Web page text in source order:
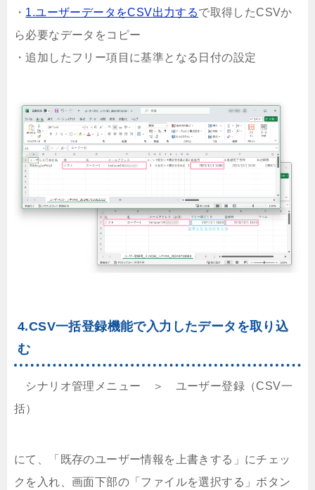
・ 1.ユーザーデータをCSV出力するで取得したCSVか
ら必要なデータをコピー
・追加したフリー項目に基準となる日付の設定
4.CSV一括登録機能で入力したデータを取り込
む
シナリオ管理メニュー ＞ ユーザー登録（CSV一
括）
にて、「既存のユーザー情報を上書きする」にチェッ
クを入れ、画面下部の「ファイルを選択する」ボタン